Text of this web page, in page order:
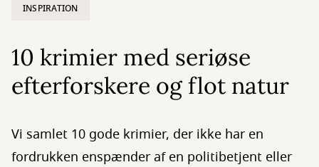
INSPIRATION
10 krimier med seriøse
efterforskere og flot natur
Vi samlet 10 gode krimier, der ikke har en
fordrukken enspænder af en politibetjent eller